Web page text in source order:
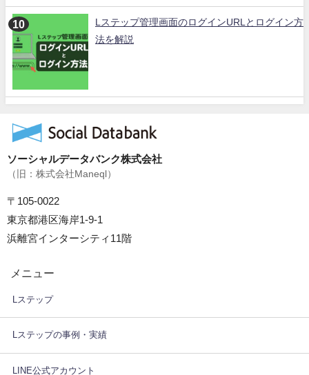
Lステップ管理画面のログインURLとログイン方
法を解説
ソーシャルデータバンク株式会社
（旧：株式会社Maneql）
〒105-0022
東京都港区海岸1-9-1
浜離宮インターシティ11階
メニュー
Lステップ
Lステップの事例・実績
LINE公式アカウント